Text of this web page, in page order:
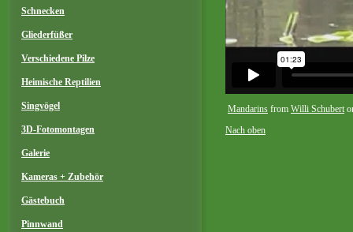
Schnecken
Gliederfüßer
Verschiedene Pilze
Heimische Reptilien
Singvögel
3D-Fotomontagen
Galerie
Kameras + Zubehör
Gästebuch
Pinnwand
Mandarins from Willi Schubert
Nach oben